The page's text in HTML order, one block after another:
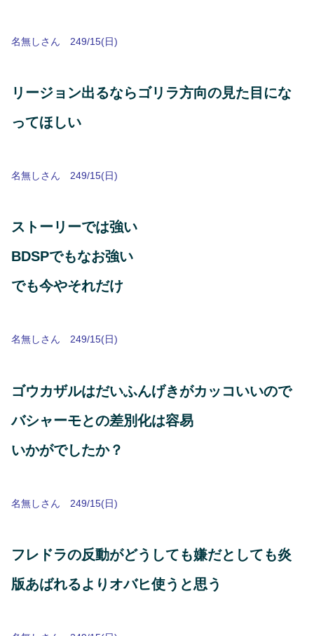
名無しさん 249/15(日)
リージョン出るならゴリラ方向の見た目にな
ってほしい
名無しさん 249/15(日)
ストーリーでは強い
BDSPでもなお強い
でも今やそれだけ
名無しさん 249/15(日)
ゴウカザルはだいふんげきがカッコいいので
バシャーモとの差別化は容易
いかがでしたか？
名無しさん 249/15(日)
フレドラの反動がどうしても嫌だとしても炎
版あばれるよりオバヒ使うと思う